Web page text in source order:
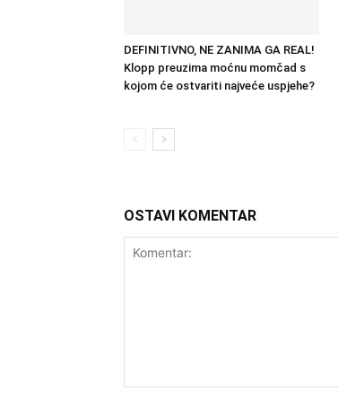
DEFINITIVNO, NE ZANIMA GA REAL!
Klopp preuzima moćnu momčad s
kojom će ostvariti najveće uspjehe?
OSTAVI KOMENTAR